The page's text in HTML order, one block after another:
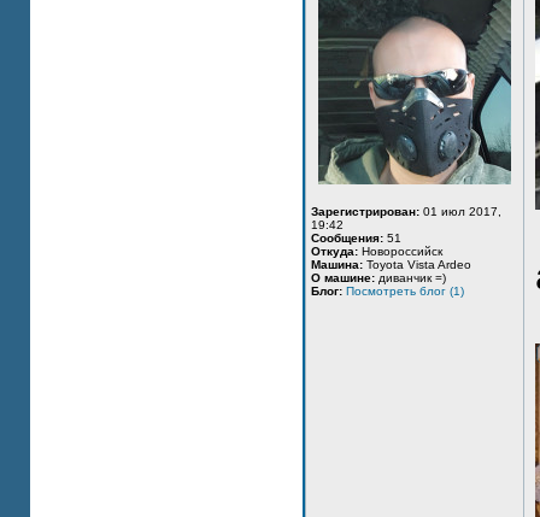
Зарегистрирован: 01 июл 2017,
19:42
Сообщения: 51
Откуда: Новороссийск
Машина: Toyota Vista Ardeo
О машине: диванчик =)
Блог: Посмотреть блог (1)